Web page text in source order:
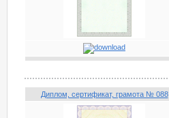
Диплом, сертификат, грамота № 088